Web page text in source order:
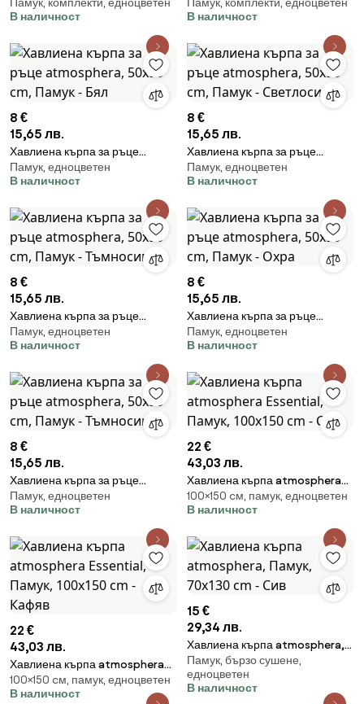
atmosphera, Памук, 15x21 cm, 2
бр - Тъмносив
Памук, комплекти, едноцветен
В наличност
atmosphera, Памук, 15x21 cm, 2
бр - Розов
Памук, комплекти, едноцветен
В наличност
8 €
15,65 лв.
Хавлиена кърпа за ръце
atmosphera, 50x90 cm, Памук
- Бял
Памук, едноцветен
В наличност
8 €
15,65 лв.
Хавлиена кърпа за ръце
atmosphera, 50x90 cm, Памук
- Светлосин
Памук, едноцветен
В наличност
8 €
15,65 лв.
Хавлиена кърпа за ръце
atmosphera, 50x90 cm, Памук
- Тъмносив
Памук, едноцветен
В наличност
8 €
15,65 лв.
Хавлиена кърпа за ръце
atmosphera, 50x90 cm, Памук
- Охра
Памук, едноцветен
В наличност
8 €
15,65 лв.
Хавлиена кърпа за ръце
atmosphera, 50x90 cm, Памук
- Тъмносин
Памук, едноцветен
В наличност
22 €
43,03 лв.
Хавлиена кърпа atmosphera
Essential, Памук, 100x150 cm -
Син
100×150 cм, памук, едноцветен
В наличност
22 €
43,03 лв.
Хавлиена кърпа atmosphera
Essential, Памук, 100x150 cm -
Кафяв
100×150 cм, памук, едноцветен
В наличност
15 €
29,34 лв.
Хавлиена кърпа atmosphera,
Памук, 70x130 cm - Сив
Памук, бързо сушене,
едноцветен
В наличност